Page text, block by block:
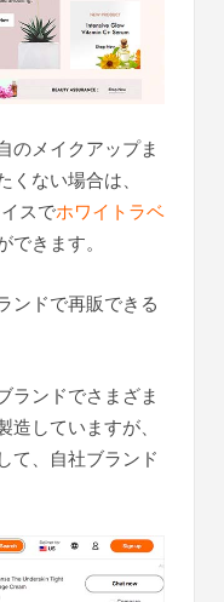
のメイクアップま
ない場合は、
スでホワイトラベ
きます。
ンドで再販できる
ランドでさまざま
していますが、
て、自社ブランド